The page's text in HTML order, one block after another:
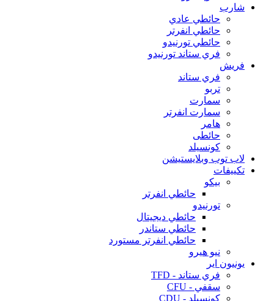
شارب
حائطي عادي
حائطي انفرتر
حائطي تورنيدو
فري ستاند تورنيدو
فريش
فري ستاند
تربو
سمارت
سمارت انفرتر
هامر
حائطى
كونسيلد
لاب توب وبلايستيشن
تكييفات
بيكو
حائطي انفرتر
تورنيدو
حائطي ديجيتال
حائطي ستاندر
حائطي انفرتر مستورد
نيو هيرو
يونيون اير
فري ستاند - TFD
سقفي - CFU
كونسيلد - CDU